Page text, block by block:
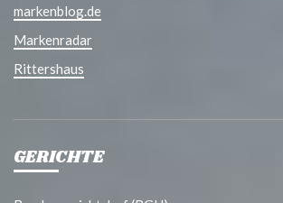
markenblog.de
Markenradar
Rittershaus
GERICHTE